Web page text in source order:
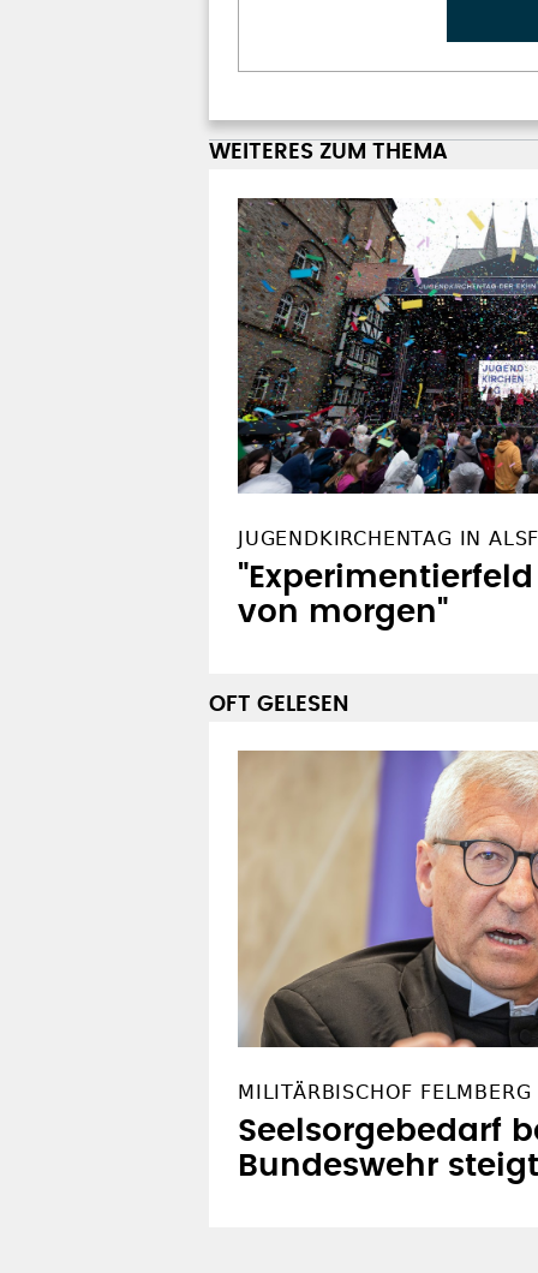
WEITERES ZUM THEMA
JUGENDKIRCHENTAG IN
von morgen"
OFT GELESEN
MILITÄRBISCHOF FELMBERG
Seelsorgebedarf
Bundeswehr steigt